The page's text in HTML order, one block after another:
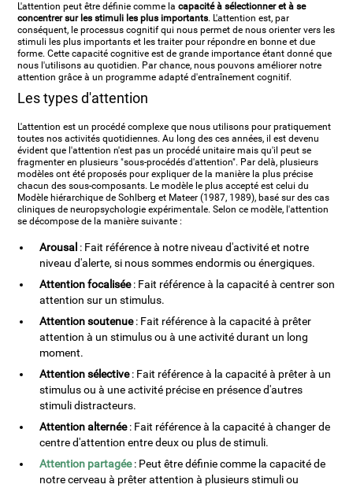
L'attention peut être définie comme lacapacité à sélectionner et à se
concentrer sur les stimuli les plus importants. L'attention est, par
conséquent, le processus cognitif qui nous permet de nous orienter vers les
stimuli les plus importants et les traiter pour répondre en bonne et due
forme. Cette capacité cognitive est de grande importance étant donné que
nous l'utilisons au quotidien. Par chance, nous pouvons améliorer notre
attention grâce à un programme adapté d'entraînement cognitif.
Les types d'attention
L'attention est un procédé complexe que nous utilisons pour pratiquement
toutes nos activités quotidiennes. Au long des ces années, il est devenu
évident que l'attention n'est pas un procédé unitaire mais qu'il peut se
fragmenter en plusieurs "sous-procédés d'attention". Par delà, plusieurs
modèles ont été proposés pour expliquer de la manière la plus précise
chacun des sous-composants. Le modèle le plus accepté est celui du
Modèle hiérarchique de Sohlberg et Mateer (1987, 1989), basé sur des cas
cliniques de neuropsychologie expérimentale. Selon ce modèle, l'attention
se décompose de la manière suivante :
Arousal : Fait référence à notre niveau d'activité et notre
niveau d'alerte, si nous sommes endormis ou énergiques.
Attention focalisée: Fait référence à la capacité à centrer son
attention sur un stimulus.
Attention soutenue: Fait référence à la capacité à prêter
attention à un stimulus ou à une activité durant un long
moment.
Attention sélective: Fait référence à la capacité à prêter à un
stimulus ou à une activité précise en présence d'autres
stimuli distracteurs.
Attention alternée: Fait référence à la capacité à changer de
centre d'attention entre deux ou plus de stimuli.
Attention partagée: Peut être définie comme la capacité de
notre cerveau à prêter attention à plusieurs stimuli ou